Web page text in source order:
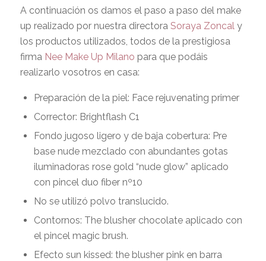
A continuación os damos el paso a paso del make
up realizado por nuestra directora Soraya Zoncaly
los productos utilizados, todos de la prestigiosa
firma Nee Make Up Milano para que podáis
realizarlo vosotros en casa:
Preparación de la piel: Face rejuvenating primer
Corrector: Brightflash C1
Fondo jugoso ligero y de baja cobertura: Pre
base nude mezclado con abundantes gotas
iluminadoras rose gold “nude glow” aplicado
con pincel duo fiber nº10
No se utilizó polvo translucido.
Contornos: The blusher chocolate aplicado con
el pincel magic brush.
Efecto sun kissed: the blusher pink en barra